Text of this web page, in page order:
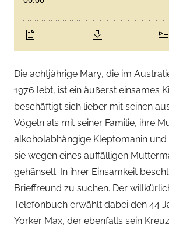
Die achtjährige Mary, die im
1976 lebt, ist ein äußerst einsames
beschäftigt sich lieber mit seinen
Vögeln als mit seiner Familie, ihre
alkoholabhängige Kleptomanin
sie wegen eines auffälligen
gehänselt. In ihrer Einsamkeit
Brieffreund zu suchen. Der
Telefonbuch erwählt dabei den 44
Yorker Max, der ebenfalls sein